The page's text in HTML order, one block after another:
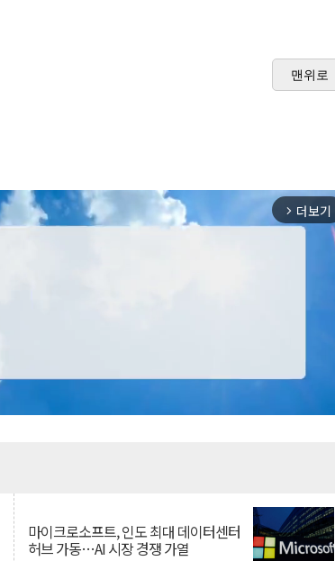
맨위로
arrow_forward_ios 더보기
마이크로소프트, 인도 최대 데이터센터
허브 가동…AI 시장 경쟁 가열